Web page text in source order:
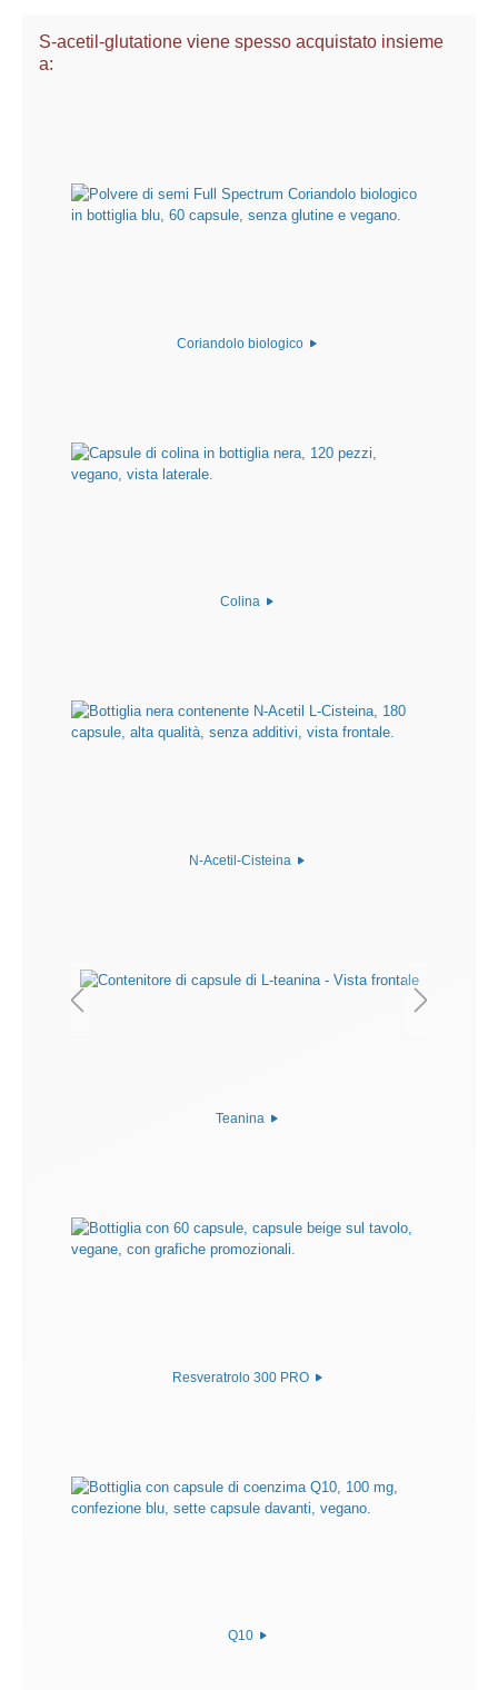
S-acetil-glutatione viene spesso acquistato insieme
a:
Coriandolo biologico
Colina
N-Acetil-Cisteina
Teanina
Resveratrolo 300 PRO
Q10